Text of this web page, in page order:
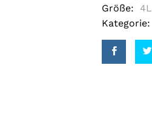
Größe:
4L
Kategorie: